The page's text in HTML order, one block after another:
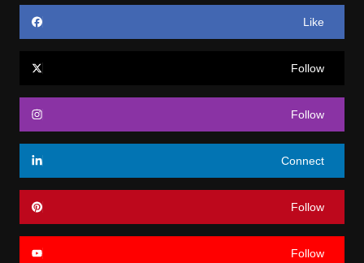
Like
Follow
Follow
Connect
Follow
Follow